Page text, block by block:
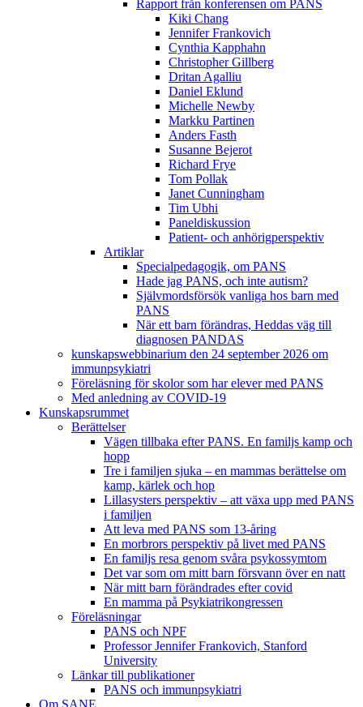
Rapport från konferensen om PANS
Kiki Chang
Jennifer Frankovich
Cynthia Kapphahn
Christopher Gillberg
Dritan Agalliu
Daniel Eklund
Michelle Newby
Markku Partinen
Anders Fasth
Susanne Bejerot
Richard Frye
Tom Pollak
Janet Cunningham
Tim Ubhi
Paneldiskussion
Patient- och anhörigperspektiv
Artiklar
Specialpedagogik, om PANS
Hade jag PANS, och inte autism?
Självmordsförsök vanliga hos barn med
PANS
När ett barn förändras, Heddas väg till
diagnosen PANDAS
kunskapswebbinarium den 24 september 2026 om
immunpsykiatri
Föreläsning för skolor som har elever med PANS
Med anledning av COVID-19
Kunskapsrummet
Berättelser
Vägen tillbaka efter PANS. En familjs kamp och
hopp
Tre i familjen sjuka – en mammas berättelse om
kamp, kärlek och hop
Lillasysters perspektiv – att växa upp med PANS
i familjen
Att leva med PANS som 13-åring
En morbrors perspektiv på livet med PANS
En familjs resa genom svåra psykossymtom
Det var som om mitt barn försvann över en natt
När mitt barn förändrades efter covid
En mamma på Psykiatrikongressen
Föreläsningar
PANS och NPF
Professor Jennifer Frankovich, Stanford
University
Länkar till publikationer
PANS och immunpsykiatri
Om SANE